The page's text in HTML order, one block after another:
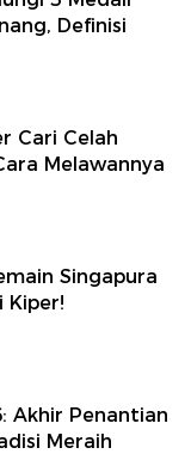
Definisi
Cari Celah
Melawannya
Singapura
Kiper!
Akhir Penantian
Meraih